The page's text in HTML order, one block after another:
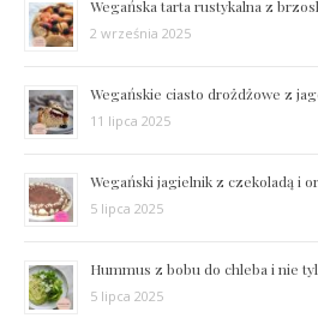
Wegańska tarta rustykalna z
2 września 2025
Wegańskie ciasto drożdżowe z
11 lipca 2025
Wegański jagielnik z czekoladą i
5 lipca 2025
Hummus z bobu do chleba i nie
5 lipca 2025